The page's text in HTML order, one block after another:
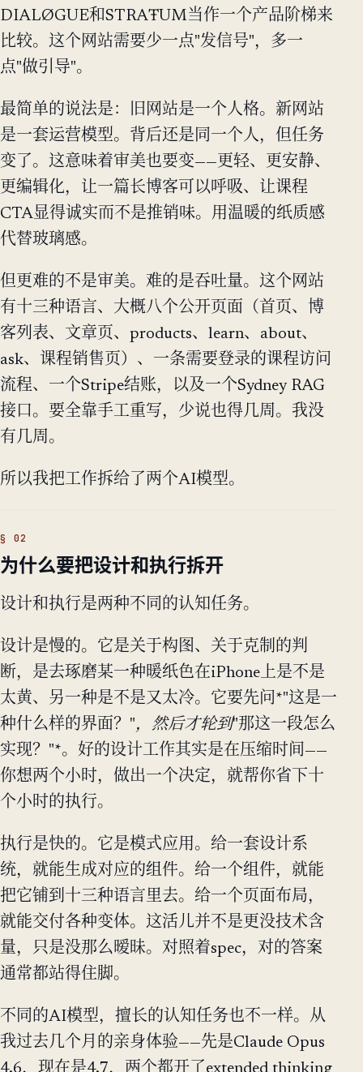
DIALØGUE和STRAŦUM当作一个产品阶梯来
比较。这个网站需要少一点"发信号"，多一
点"做引导"。
最简单的说法是：旧网站是一个人格。新网站
是一套运营模型。背后还是同一个人，但任务
变了。这意味着审美也要变——更轻、更安静、
更编辑化，让一篇长博客可以呼吸、让课程
CTA显得诚实而不是推销味。用温暖的纸质感
代替玻璃感。
但更难的不是审美。难的是吞吐量。这个网站
有十三种语言、大概八个公开页面（首页、博
客列表、文章页、products、learn、about、
ask、课程销售页）、一条需要登录的课程访问
流程、一个Stripe结账，以及一个Sydney RAG
接口。要全靠手工重写，少说也得几周。我没
有几周。
所以我把工作拆给了两个AI模型。
为什么要把设计和执行拆开
设计和执行是两种不同的认知任务。
设计是慢的。它是关于构图、关于克制的判
断，是去琢磨某一种暖纸色在iPhone上是不是
太黄、另一种是不是又太冷。它要先问*"这是一
种什么样的界面？"，然后才轮到"那这一段怎么
实现？"*。好的设计工作其实是在压缩时间——
你想两个小时，做出一个决定，就帮你省下十
个小时的执行。
执行是快的。它是模式应用。给一套设计系
统，就能生成对应的组件。给一个组件，就能
把它铺到十三种语言里去。给一个页面布局，
就能交付各种变体。这活儿并不是更没技术含
量，只是没那么暧昧。对照着spec，对的答案
通常都站得住脚。
不同的AI模型，擅长的认知任务也不一样。从
我过去几个月的亲身体验——先是Claude Opus
4.6，现在是4.7，两个都开了extended thinking